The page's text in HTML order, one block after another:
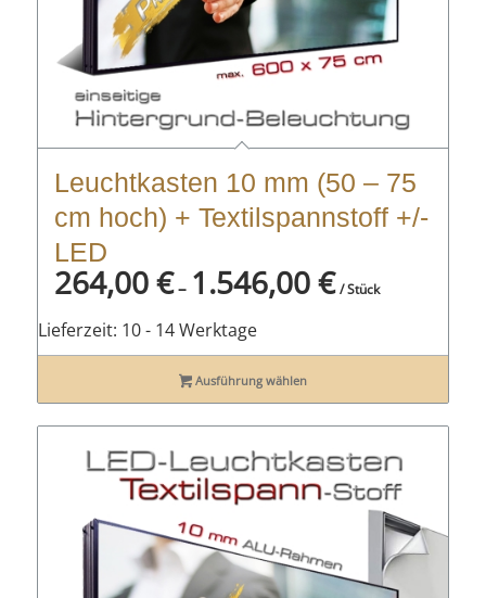
Leuchtkasten 10 mm (50 – 75
cm hoch) + Textilspannstoff +/-
LED
264,00€– 1.546,00€ / Stück
Lieferzeit: 10 - 14 Werktage
Ausführung wählen